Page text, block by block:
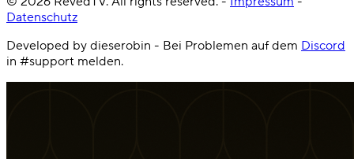
Datenschutz
Developed by dieserobin - Bei Problemen auf dem Discord
in #support melden.